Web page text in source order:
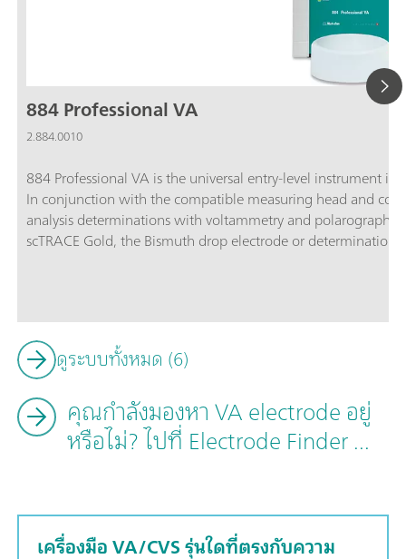
884 Professional VA
2.884.0010
884 Professional VA is the universal entry-level instrument in
In conjunction with the compatible measuring head and
analysis determinations with voltammetry and
scTRACE Gold, the Bismuth drop electrode or
potentiostat with a certified calibrator readjusts itself
guaranteeing maximum precision. The replaceable
various applications with different electrodes.The viva
evaluation.The 884 Professional VA is supplied with
electrodes. Electrode set and viva license need to be ordered
ดูระบบทั้งหมด (6)
คุณกำลังมองหา VA electrode อยู่
หรือไม่? ไปที่ Electrode Finder ...
เครื่องมือ VA/CVS รุ่นใดที่ตรงกับความ